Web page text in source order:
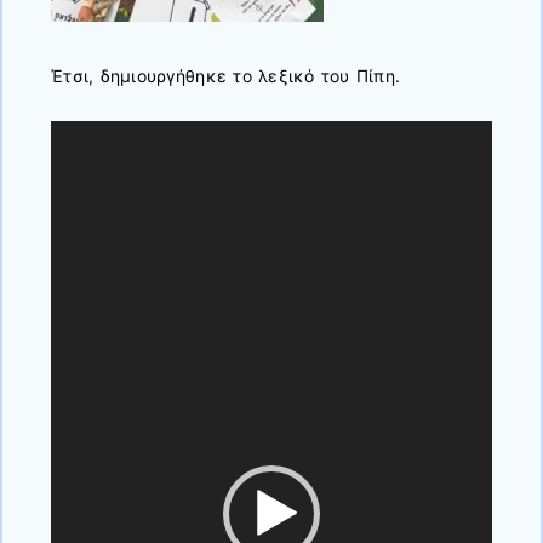
Έτσι, δημιουργήθηκε το λεξικό του Πίπη.